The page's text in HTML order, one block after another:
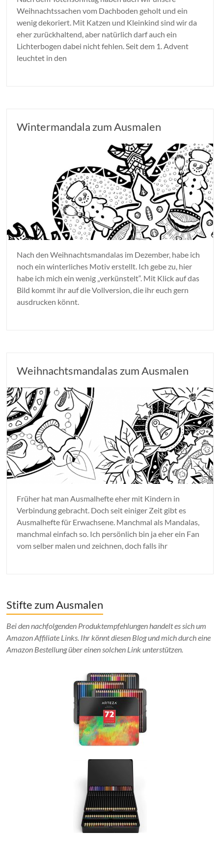
Weihnachtssachen vom Dachboden geholt und ein
wenig dekoriert. Mit Katzen und Kleinkind sind wir da
eher zurückhaltend, aber natürlich darf auch ein
Lichterbogen dabei nicht fehlen. Seit dem 1. Advent
leuchtet in den
Wintermandala zum Ausmalen
Nach den Weihnachtsmandalas im Dezember, habe ich
noch ein winterliches Motiv erstellt. Ich gebe zu, hier
habe ich mich ein wenig „verkünstelt“. Mit Klick auf das
Bild kommt ihr auf die Vollversion, die ihr euch gern
ausdrucken könnt.
Weihnachtsmandalas zum Ausmalen
Früher hat man Ausmalhefte eher mit Kindern in
Verbindung gebracht. Doch seit einiger Zeit gibt es
Ausmalhefte für Erwachsene. Manchmal als Mandalas,
manchmal einfach so. Ich persönlich bin ja eher ein Fan
vom selber malen und zeichnen, doch falls ihr
Stifte zum Ausmalen
Bei den nachfolgenden Produktempfehlungen handelt es sich um
Amazon Affiliate Links. Ihr könnt diesen Blog und mich durch eine
Amazon Bestellung über einen solchen Link unterstützen.